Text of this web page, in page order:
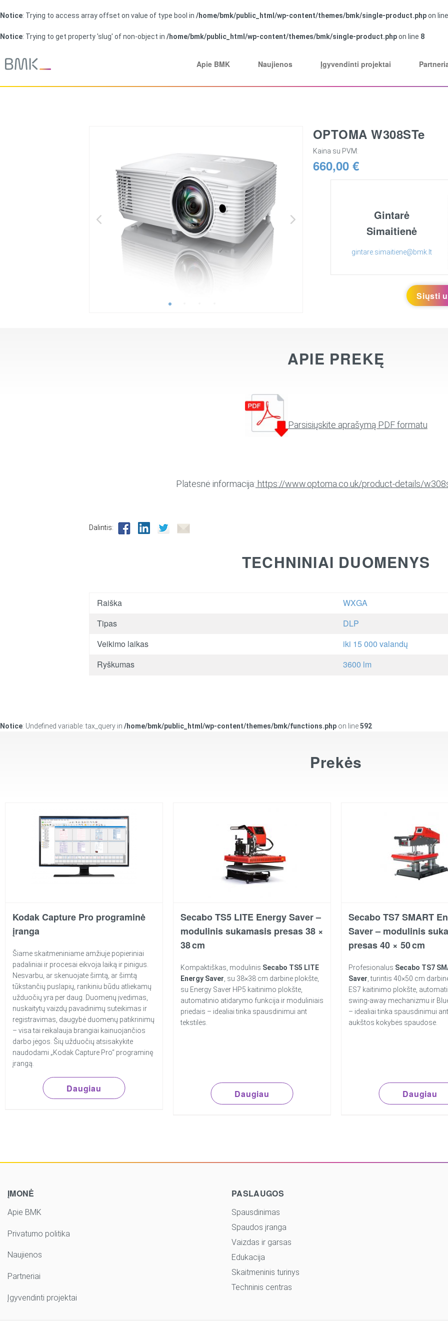
Notice: Trying to access array offset on value of type bool in /home/bmk/public_html/wp-content/themes/bmk/single-product.phpon line
Notice: Trying to get property 'slug' of non-object in /home/bmk/public_html/wp-content/themes/bmk/single-product.phpon line 8
Apie BMK Naujienos Įgyvendinti projektai
OPTOMA W308STe
Kaina su PVM:
660,00 €
Gintarė
Simaitienė
gintare.simaitiene@bmk.lt
Siųsti
APIE PREKĘ
Parsisiųskite aprašymą PDF formatu
Platesnė informacija: https://www.optoma.co.uk/product-details/
Dalintis:
TECHNINIAI DUOMENYS
Raiška
WXGA
Tipas
DLP
Veikimo laikas
iki 15 000 valandų
Ryškumas
3600 lm
Notice: Undefined variable: tax_query in /home/bmk/public_html/wp-content/themes/bmk/functions.php on line592
Prekės
Kodak Capture Pro programinė
įranga
Šiame skaitmeniniame amžiuje popieriniai
padaliniai ir procesai eikvoja laiką ir pinigus.
Nesvarbu, ar skenuojate šimtą, ar šimtą
tūkstančių puslapių, rankiniu būdu atliekamų
užduočių yra per daug. Duomenų įvedimas,
nuskaitytų vaizdų pavadinimų suteikimas ir
registravimas, daugybė duomenų patikrinimų
– visa tai reikalauja brangiai kainuojančios
darbo jėgos. Šių užduočių atsisakykite
naudodami „Kodak Capture Pro“ programinę
įrangą.
Daugiau
Secabo TS5 LITE Energy Saver –
modulinis sukamasis presas 38 ×
38 cm
Kompaktiškas, modulinis Secabo TS5 LITE
Energy Saver , su 38×38 cm darbine plokšte,
su Energy Saver HP5 kaitinimo plokšte,
automatinio atidarymo funkcija ir moduliniais
priedais – idealiai tinka spausdinimui ant
tekstilės.
Daugiau
Secabo TS7 SMART
Saver – modulinis
presas 40 × 50 cm
Profesionalus Secabo TS7
Saver , turintis 40×50 cm
ES7 kaitinimo plokšte,
swing-away mechanizmu ir
– idealiai tinka spausdinimui
aukštos kokybės spaudose.
Daugiau
ĮMONĖ
Apie BMK
Privatumo politika
Naujienos
Partneriai
Įgyvendinti projektai
PASLAUGOS
Spausdinimas
Spaudos įranga
Vaizdas ir garsas
Edukacija
Skaitmeninis turinys
Techninis centras